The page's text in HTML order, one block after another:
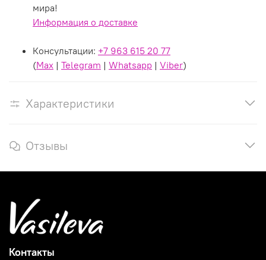
мира!
Информация о доставке
Консультации: +7 963 615 20 77
(Max | Telegram | Whatsapp | Viber)
Характеристики
Отзывы
Контакты